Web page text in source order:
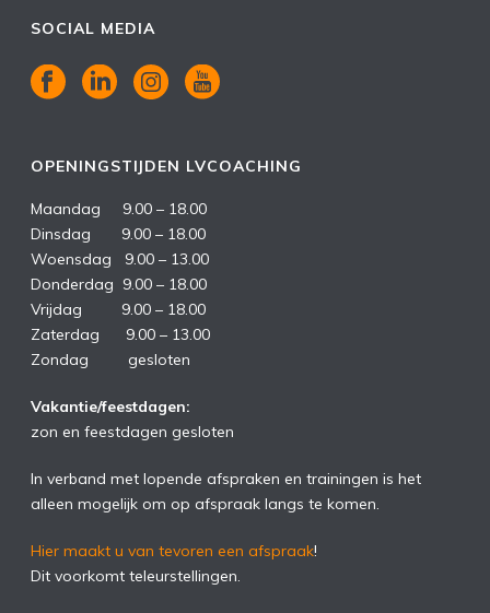
SOCIAL MEDIA
OPENINGSTIJDEN LVCOACHING
Maandag 9.00 – 18.00
Dinsdag 9.00 – 18.00
Woensdag 9.00 – 13.00
Donderdag 9.00 – 18.00
Vrijdag 9.00 – 18.00
Zaterdag 9.00 – 13.00
Zondag gesloten
Vakantie/feestdagen:
zon en feestdagen gesloten
In verband met lopende afspraken en trainingen is het
alleen mogelijk om op afspraak langs te komen.
Hier maakt u van tevoren een afspraak!
Dit voorkomt teleurstellingen.